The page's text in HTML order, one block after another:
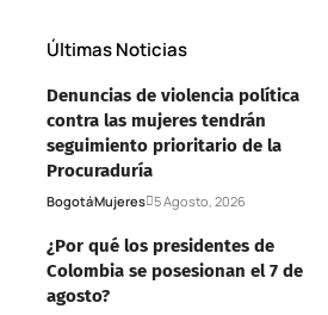
Últimas Noticias
Denuncias de violencia política
contra las mujeres tendrán
seguimiento prioritario de la
Procuraduría
BogotáMujeres 5 Agosto, 2026
¿Por qué los presidentes de
Colombia se posesionan el 7 de
agosto?